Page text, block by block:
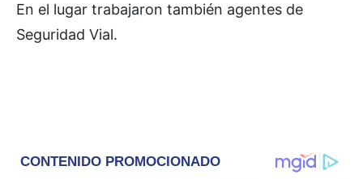
En el lugar trabajaron también agentes de
Seguridad Vial.